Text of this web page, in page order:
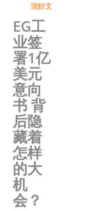
顶好文
EG工
业签
署1亿
美元
意向
书 背
后隐
藏着
怎样
的大
机
会？